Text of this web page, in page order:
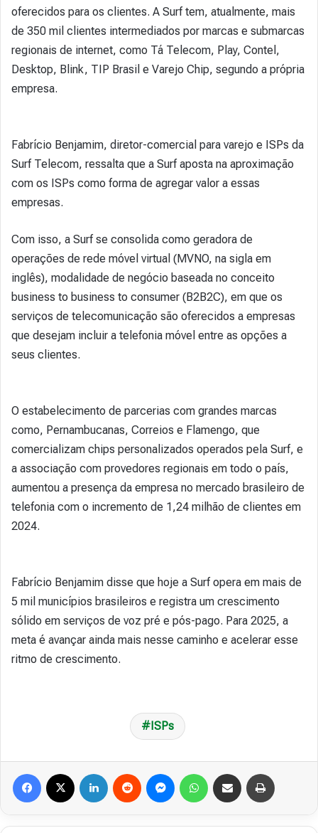
oferecidos para os clientes. A Surf tem, atualmente, mais
de 350 mil clientes intermediados por marcas e submarcas
regionais de internet, como Tá Telecom, Play, Contel,
Desktop, Blink, TIP Brasil e Varejo Chip, segundo a própria
empresa.
Fabrício Benjamim, diretor-comercial para varejo e ISPs da
Surf Telecom, ressalta que a Surf aposta na aproximação
com os ISPs como forma de agregar valor a essas
empresas.
Com isso, a Surf se consolida como geradora de
operações de rede móvel virtual (MVNO, na sigla em
inglês), modalidade de negócio baseada no conceito
business to business to consumer (B2B2C), em que os
serviços de telecomunicação são oferecidos a empresas
que desejam incluir a telefonia móvel entre as opções a
seus clientes.
O estabelecimento de parcerias com grandes marcas
como, Pernambucanas, Correios e Flamengo, que
comercializam chips personalizados operados pela Surf, e
a associação com provedores regionais em todo o país,
aumentou a presença da empresa no mercado brasileiro de
telefonia com o incremento de 1,24 milhão de clientes em
2024.
Fabrício Benjamim disse que hoje a Surf opera em mais de
5 mil municípios brasileiros e registra um crescimento
sólido em serviços de voz pré e pós-pago. Para 2025, a
meta é avançar ainda mais nesse caminho e acelerar esse
ritmo de crescimento.
ISPs